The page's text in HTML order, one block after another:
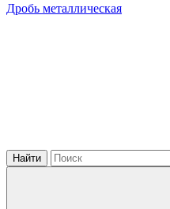
Дробь металлическая
Найти